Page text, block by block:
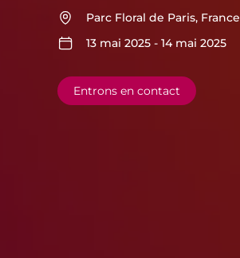
Parc Floral de Paris, France
13 mai 2025 - 14 mai 2025
Entrons en contact